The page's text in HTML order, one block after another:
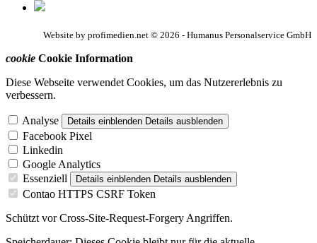
Website by profimedien.net © 2026 - Humanus Personalservice GmbH
cookie Cookie Information
Diese Webseite verwendet Cookies, um das Nutzererlebnis zu
verbessern.
Analyse Details einblenden Details ausblenden
Facebook Pixel
Linkedin
Google Analytics
Essenziell
Details einblenden Details ausblenden
Contao HTTPS CSRF Token
Schützt vor Cross-Site-Request-Forgery Angriffen.